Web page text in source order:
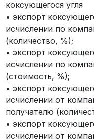
коксующегося угля
• экспорт
исчислении по
(количество, %);
• экспорт
исчислении по
(стоимость, %);
• экспорт
исчислении от
получателю
• экспорт
исчислении от